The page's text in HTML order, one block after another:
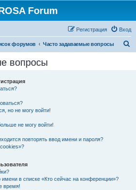
Forum
Вход
Регистрация
форумов Часто задаваемые вопросы
вопросы
но не могу войти!
не могу войти!
повторять ввод имени и пароля?
имени в списке «Кто сейчас на конференции»?
время!